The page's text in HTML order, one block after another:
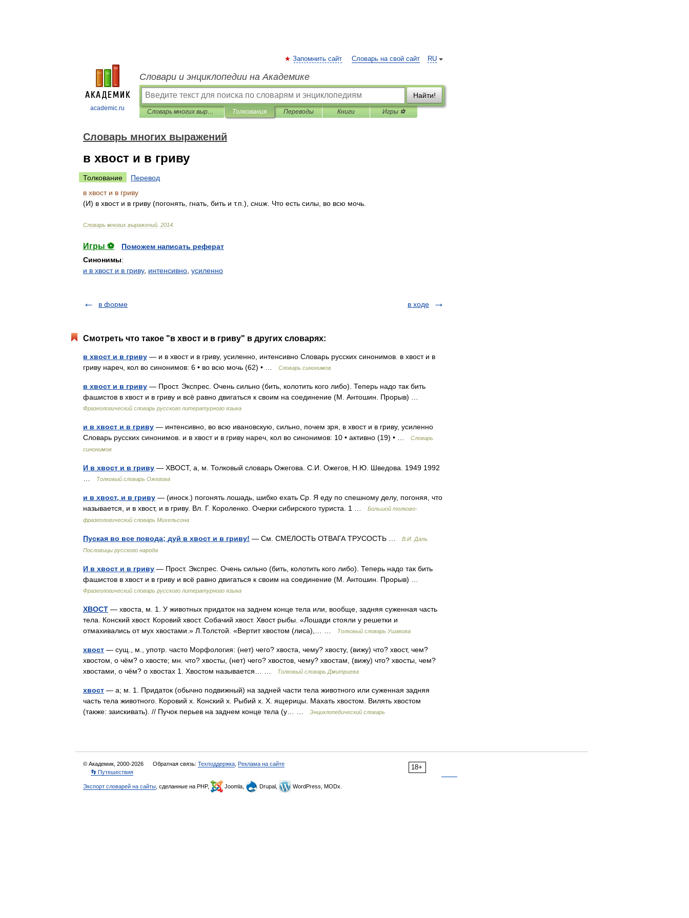
academic.ru
RU
Запомнить сайт Словарь на свой сайт
Словари и энциклопедии на Академике
Найти!
Словарь многих выражений Толкования Переводы Книги Игры ⚽
Словарь многих выражений
в хвост и в гриву
Толкование
Перевод
в хвост и в гриву
(И) в хвост и в гриву (погонять гнать бить и т.п .), сниж Что есть силы во всю мочь
Словарь многих выражений 2014
Игры ⚽
Поможем написать реферат
Синонимы:
и в хвост и в гриву, интенсивно усиленно
в форме в ходе
Смотреть что такое "в хвост и в гриву" в других словарях:
в хвост и в гриву — и в хвост и в гриву, усиленно, интенсивно Словарь русских синонимов. в хвост и в
гриву нареч, кол во синонимов: 6 • во всю мочь (62) • …
Словарь синонимов
в хвост и в гриву — Прост. Экспрес. Очень сильно (бить, колотить кого либо). Теперь надо так бить
фашистов в хвост и в гриву и всё равно двигаться к своим на соединение (М. Антошин. Прорыв) …
Фразеологический словарь русского литературного языка
и в хвост и в гриву — интенсивно, во всю ивановскую, сильно, почем зря, в хвост и в гриву, усиленно
Словарь русских синонимов. и в хвост и в гриву нареч, кол во синонимов: 10 • активно (19) • …
Словарь
синонимов
И в хвост и в гриву — ХВОСТ, а, м. Толковый словарь Ожегова. С.И. Ожегов, Н.Ю. Шведова. 1949 1992
Толковый словарь Ожегова
и в хвост, и в гриву — (иноск.) погонять лошадь, шибко ехать Ср. Я еду по спешному делу, погоняя, что
называется, и в хвост, и в гриву. Вл. Г. Короленко. Очерки сибирского туриста. 1 …
Большой толково-
фразеологический словарь Михельсона
Пуская во все повода; дуй в хвост и в гриву! — См. СМЕЛОСТЬ ОТВАГА ТРУСОСТЬ …
В.И. Даль.
Пословицы русского народа
И в хвост и в гриву — Прост. Экспрес. Очень сильно (бить, колотить кого либо). Теперь надо так бить
фашистов в хвост и в гриву и всё равно двигаться к своим на соединение (М. Антошин. Прорыв) …
Фразеологический словарь русского литературного языка
ХВОСТ — хвоста, м. 1. У животных придаток на заднем конце тела или, вообще, задняя суженная часть
тела. Конский хвост. Коровий хвост. Собачий хвост. Хвост рыбы. «Лошади стояли у решетки и
отмахивались от мух хвостами.» Л.Толстой. «Вертит хвостом (лиса),… …
Толковый словарь Ушакова
хвост — сущ., м., употр. часто Морфология: (нет) чего? хвоста, чему? хвосту, (вижу) что? хвост, чем?
хвостом, о чём? о хвосте; мн. что? хвосты, (нет) чего? хвостов, чему? хвостам, (вижу) что? хвосты, чем?
хвостами, о чём? о хвостах 1. Хвостом называется… …
Толковый словарь Дмитриева
хвост — а; м. 1. Придаток (обычно подвижный) на задней части тела животного или суженная задняя
часть тела животного. Коровий х. Конский х. Рыбий х. Х. ящерицы. Махать хвостом. Вилять хвостом
(также: заискивать). // Пучок перьев на заднем конце тела (у… …
Энциклопедический словарь
18+
© Академик, 2000-2026 Обратная связь: Техподдержка Реклама на сайте
👣 Путешествия
Экспорт словарей на сайты , сделанные на PHP, Joomla, Drupal, WordPress, MODx.